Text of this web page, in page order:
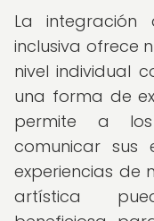
La
inclusiva ofrece
nivel individual
una forma de
permite a
comunicar sus
experiencias de
artística